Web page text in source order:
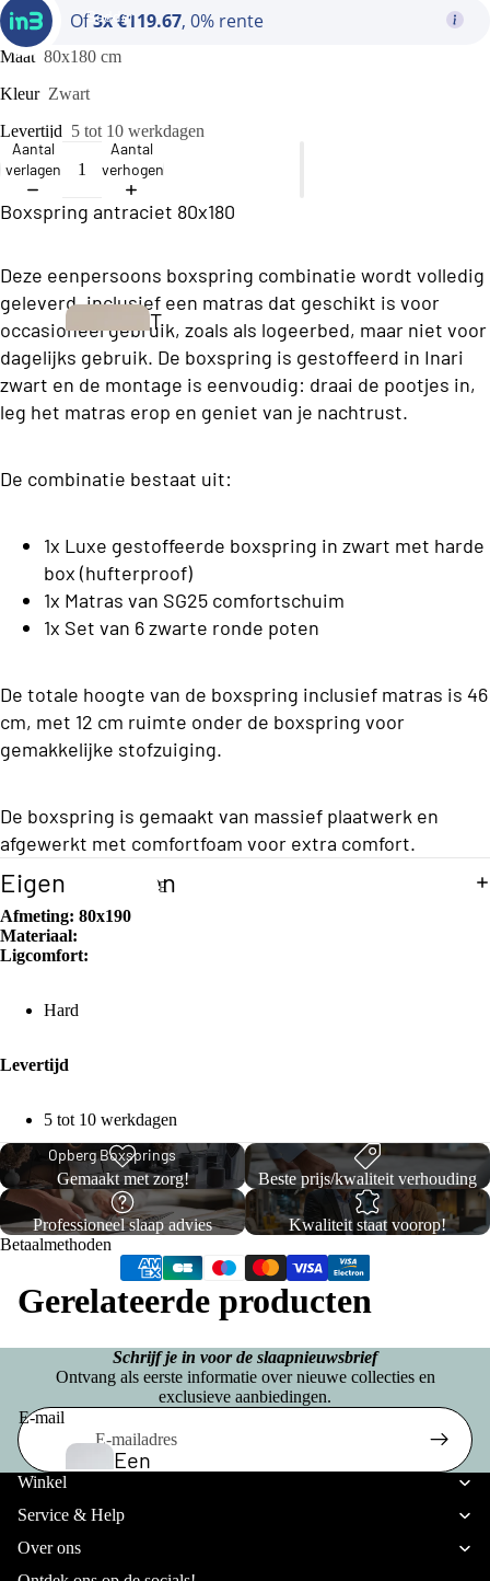
a
e
c
ti
n
B
s
n
s
s
C
l
s
s
e
c
e
K
e
y
C
o
e
c
Bedden
T
w
e
e
e
s
o
b
e
d
e
n
d
d
e
n
Vo
be
dd
en
Boxsprings
E
n
s
B
o
x
s
p
n
s
Eenperso
ons
Budget
Opberg Boxsprings
Een
oon
Of3x €119.67, 0% rente
Maat 80x180 cm
Kleur Zwart
Levertijd 5 tot 10 werkdagen
Aantal
verlagen
Aantal
verhogen
Boxspring antraciet 80x180
Deze eenpersoons boxspring combinatie wordt volledig
geleverd, inclusief een matras dat geschikt is voor
occasioneel gebruik, zoals als logeerbed, maar niet voor
dagelijks gebruik. De boxspring is gestoffeerd in Inari
zwart en de montage is eenvoudig: draai de pootjes in,
leg het matras erop en geniet van je nachtrust.
De combinatie bestaat uit:
1x Luxe gestoffeerde boxspring in zwart met harde
box (hufterproof)
1x Matras van SG25 comfortschuim
1x Set van 6 zwarte ronde poten
De totale hoogte van de boxspring inclusief matras is 46
cm, met 12 cm ruimte onder de boxspring voor
gemakkelijke stofzuiging.
De boxspring is gemaakt van massief plaatwerk en
afgewerkt met comfortfoam voor extra comfort.
Eigenschappen
Afmeting: 80x190
Materiaal:
Ligcomfort:
Hard
Levertijd
5 tot 10 werkdagen
Gemaakt met zorg! Beste prijs/kwaliteit verhouding
Professioneel slaap advies
Kwaliteit staat voorop!
Betaalmethoden
Gerelateerde producten
Schrijf je in voor de slaapnieuwsbrief
Ontvang als eerste informatie over nieuwe collecties en
exclusieve aanbiedingen.
E-mail
Winkel
Service & Help
Over ons
Privacybeleid
Verzendbeleid
Terugbetalingsbeleid